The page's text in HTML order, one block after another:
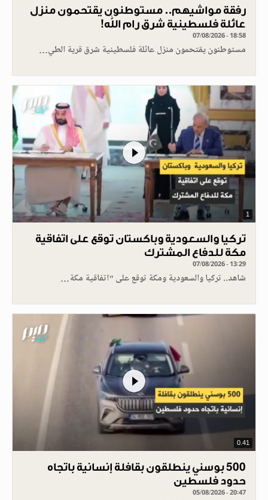
رفقة مواشيهم.. مستوطنون يقتحمون منزل
عائلة فلسطينية شرق رام الله!
07/08/2026 - 18:58
مستوطنون يقتحمون منزل عائلة فلسطينية شرق قرية الطي…
1
تركيا والسعودية وباكستان توقع على اتفاقية
مكة للدفاع المشترك
07/08/2026 - 13:29
شاهد.. تركيا والسعودية ومكة توقع على "اتفاقية مكة…
0.41
500 بوسني ينطلقون بقافلة إنسانية باتجاه
حدود فلسطين
05/08/2026 - 20:47